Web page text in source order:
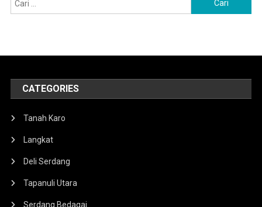
untuk:
CATEGORIES
Tanah Karo
Langkat
Deli Serdang
Tapanuli Utara
Serdang Bedagai